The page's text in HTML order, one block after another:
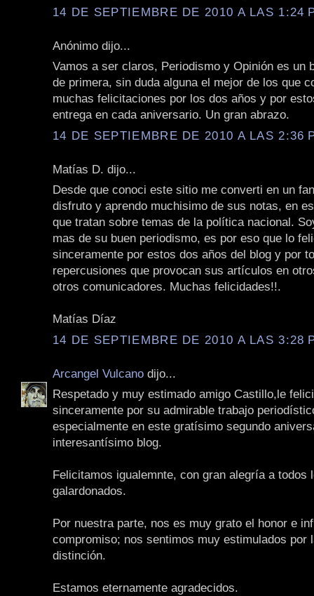
14 DE SEPTIEMBRE DE 2010 A LAS 1:24
Anónimo dijo...
Vamos a ser claros, Periodismo y Opinión es un
de primera, sin duda alguna el mejor de los que
muchas felicitaciones por los dos años y por
entrega en cada aniversario. Un gran abrazo.
14 DE SEPTIEMBRE DE 2010 A LAS 2:36
Matías D. dijo...
Desde que conoci este sitio me converti en un
disfruto y aprendo muchisimo de sus notas, en
que tratan sobre temas de la política nacional.
mas de su buen periodismo, es por eso que lo
sinceramente por estos dos años del blog y por
repercusiones que provocan sus artículos en
otros comunicadores. Muchas felicidades!!.
Matías Díaz
14 DE SEPTIEMBRE DE 2010 A LAS 3:28
Arcangel Vulcano dijo...
Respetado y muy estimado amigo Castillo,le
sinceramente por su admirable trabajo
especialmente en este gratísimo segundo
interesantísimo blog.
Felicitamos igualemnte, con gran alegría a todos
galardonados.
Por nuestra parte, nos es muy grato el honor e
compromiso; nos sentimos muy estimulados por
distinción.
Estamos eternamente agradecidos.